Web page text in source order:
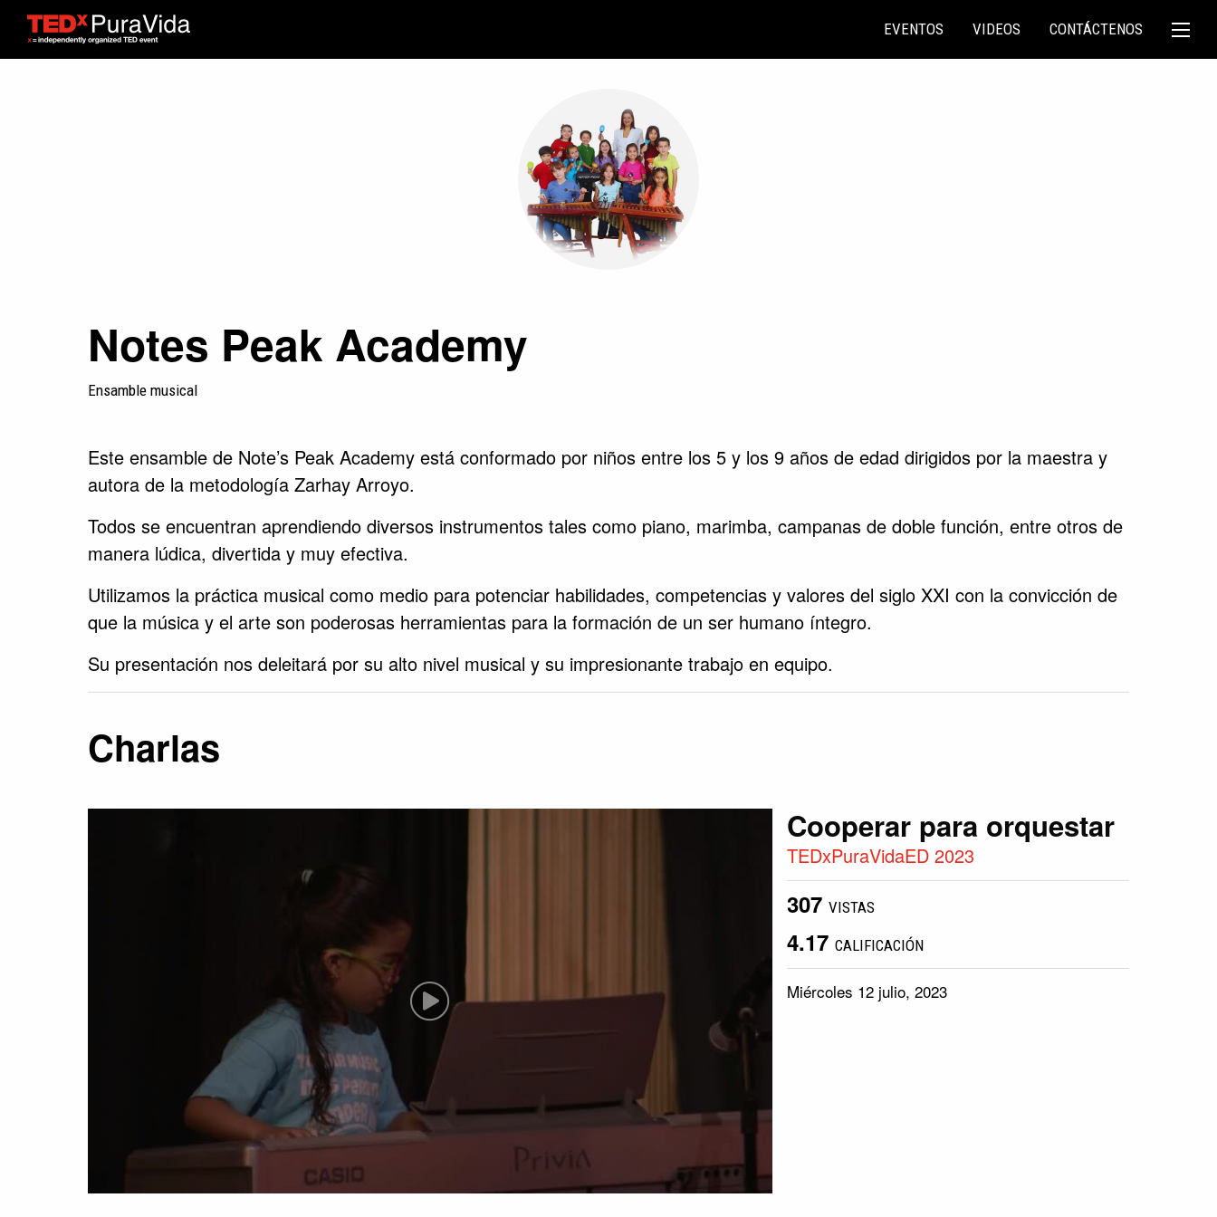
EVENTOS VIDEOS CONTÁCTENOS
Notes Peak Academy
Ensamble musical
Este ensamble de Note’s Peak Academy está conformado por niños entre los 5 y los 9 años de edad dirigidos por la maestra y
autora de la metodología Zarhay Arroyo.
Todos se encuentran aprendiendo diversos instrumentos tales como piano, marimba, campanas de doble función, entre otros de
manera lúdica, divertida y muy efectiva.
Utilizamos la práctica musical como medio para potenciar habilidades, competencias y valores del siglo XXI con la convicción de
que la música y el arte son poderosas herramientas para la formación de un ser humano íntegro.
Su presentación nos deleitará por su alto nivel musical y su impresionante trabajo en equipo.
Charlas
Cooperar para orquestar
TEDxPuraVidaED 2023
307 VISTAS
4.17 CALIFICACIÓN
Miércoles 12 julio, 2023